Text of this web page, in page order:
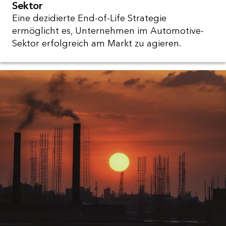
Sektor
Eine dezidierte End-of-Life Strategie
ermöglicht es, Unternehmen im Automotive-
Sektor erfolgreich am Markt zu agieren.